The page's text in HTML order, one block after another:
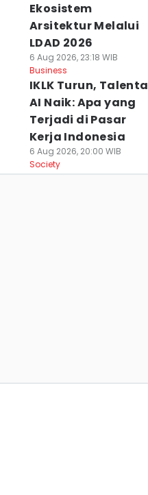
Ekosistem
Arsitektur Melalui
LDAD 2026
6 Aug 2026, 23:18 WIB
Business
IKLK Turun, Talenta
AI Naik: Apa yang
Terjadi di Pasar
Kerja Indonesia
6 Aug 2026, 20:00 WIB
Society